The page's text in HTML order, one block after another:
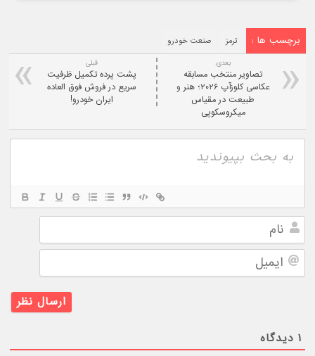
برچسب ها : ترمز صنعت خودرو
قبلی
پشت پرده تکمیل ظرفیت
سریع در فروش فوق العاده
ایران خودرو!
بعدی:
تصاویر منتخب مسابقه
عکاسی کلوزآپ ۲۰۲۶؛ هنر و
طبیعت در مقیاس
میکروسکوپی
ایمیل
۱ دیدگاه